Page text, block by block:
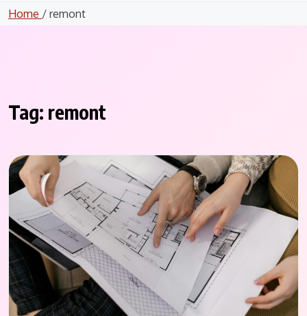
Home / remont
Tag: remont